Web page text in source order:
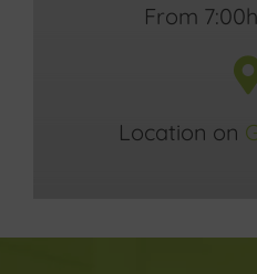
From
Location on